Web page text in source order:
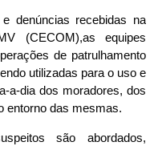
denúncias recebidas na
(CECOM),as equipes
de patrulhamento
utilizadas para o uso e
a-dia dos moradores, dos
entorno das mesmas.
são abordados,